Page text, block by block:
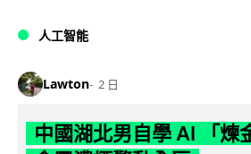
人工智能
Lawton 2 日
中國湖北男自學 AI 「煉